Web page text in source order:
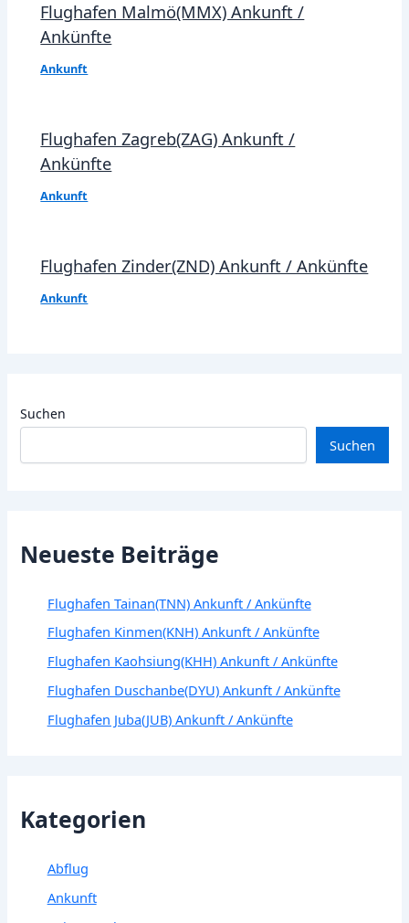
Flughafen Malmö(MMX) Ankunft /
Ankünfte
Ankunft
Flughafen Zagreb(ZAG) Ankunft /
Ankünfte
Ankunft
Flughafen Zinder(ZND) Ankunft / Ankünfte
Ankunft
Suchen
Suchen
Neueste Beiträge
Flughafen Tainan(TNN) Ankunft / Ankünfte
Flughafen Kinmen(KNH) Ankunft / Ankünfte
Flughafen Kaohsiung(KHH) Ankunft / Ankünfte
Flughafen Duschanbe(DYU) Ankunft / Ankünfte
Flughafen Juba(JUB) Ankunft / Ankünfte
Kategorien
Abflug
Ankunft